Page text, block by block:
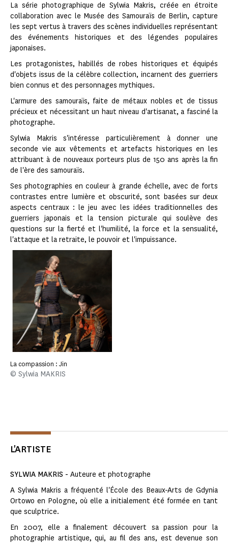
La série photographique de Sylwia Makris, créée en étroite
collaboration avec le Musée des Samouraïs de Berlin, capture
les sept vertus à travers des scènes individuelles représentant
des événements historiques et des légendes populaires
japonaises.
Les protagonistes, habillés de robes historiques et équipés
d'objets issus de la célèbre collection, incarnent des guerriers
bien connus et des personnages mythiques.
L'armure des samouraïs, faite de métaux nobles et de tissus
précieux et nécessitant un haut niveau d'artisanat, a fasciné la
photographe.
Sylwia Makris s'intéresse particulièrement à donner une
seconde vie aux vêtements et artefacts historiques en les
attribuant à de nouveaux porteurs plus de 150 ans après la fin
de l'ère des samouraïs.
Ses photographies en couleur à grande échelle, avec de forts
contrastes entre lumière et obscurité, sont basées sur deux
aspects centraux : le jeu avec les idées traditionnelles des
guerriers japonais et la tension picturale qui soulève des
questions sur la fierté et l'humilité, la force et la sensualité,
l'attaque et la retraite, le pouvoir et l'impuissance.
La compassion : Jin
© Sylwia MAKRIS
L'ARTISTE
SYLWIA MAKRIS - Auteure et photographe
A Sylwia Makris a fréquenté l'École des Beaux-Arts de Gdynia
Ortowo en Pologne, où elle a initialement été formée en tant
que sculptrice.
En 2007, elle a finalement découvert sa passion pour la
photographie artistique, qui, au fil des ans, est devenue son